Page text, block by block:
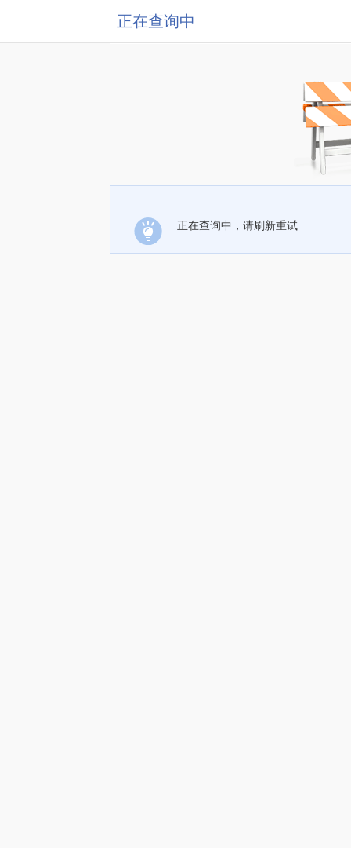
正在查询中
正在查询中，请刷新重试